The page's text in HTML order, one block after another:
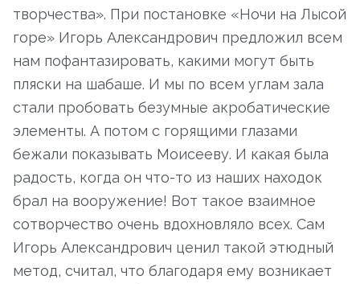
творчества». При постановке «Ночи на Лысой
горе» Игорь Александрович предложил всем
нам пофантазировать, какими могут быть
пляски на шабаше. И мы по всем углам зала
стали пробовать безумные акробатические
элементы. А потом с горящими глазами
бежали показывать Моисееву. И какая была
радость, когда он что-то из наших находок
брал на вооружение! Вот такое взаимное
сотворчество очень вдохновляло всех. Сам
Игорь Александрович ценил такой этюдный
метод, считал, что благодаря ему возникает